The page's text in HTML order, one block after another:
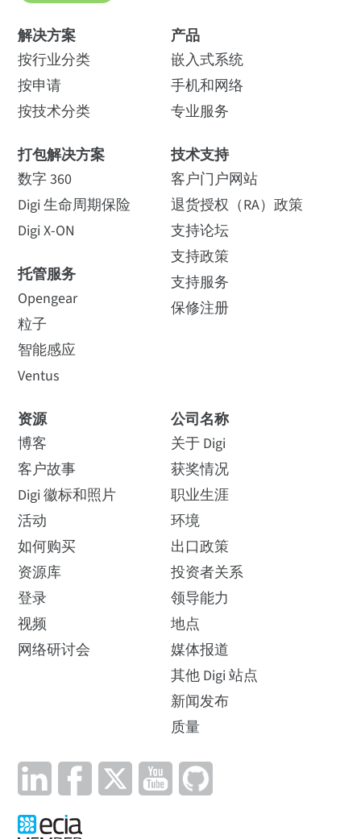
解决方案
按行业分类
按申请
按技术分类
打包解决方案
数字 360
Digi 生命周期保险
Digi X-ON
托管服务
Opengear
粒子
智能感应
Ventus
产品
嵌入式系统
手机和网络
专业服务
技术支持
客户门户网站
退货授权（RA）政策
支持论坛
支持政策
支持服务
保修注册
资源
博客
客户故事
Digi 徽标和照片
活动
如何购买
资源库
登录
视频
网络研讨会
公司名称
关于 Digi
获奖情况
职业生涯
环境
出口政策
投资者关系
领导能力
地点
媒体报道
其他 Digi 站点
新闻发布
质量